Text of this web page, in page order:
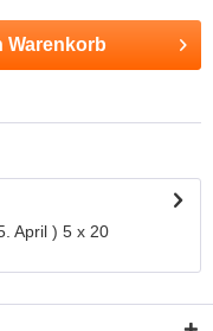
Warenkorb
April ) 5 x 20